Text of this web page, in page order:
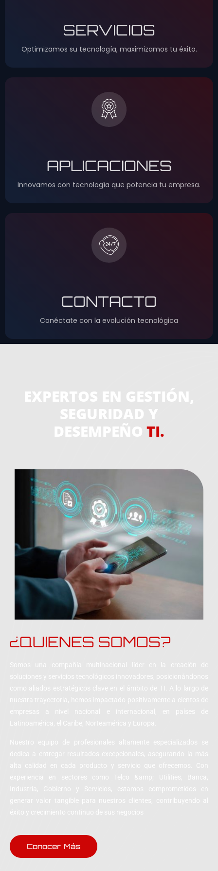
SERVICIOS
Optimizamos su tecnología, maximizamos tu éxito.
APLICACIONES
Innovamos con tecnología que potencia tu empresa.
CONTACTO
Conéctate con la evolución tecnológica
EXPERTOS EN GESTIÓN,
SEGURIDAD Y
DESEMPEÑO TI.
¿QUIENES SOMOS?
Somos una compañía multinacional líder en la creación de
soluciones y servicios tecnológicos innovadores, posicionándonos
como aliados estratégicos clave en el ámbito de TI. A lo largo de
nuestra trayectoria, hemos impactado positivamente a cientos de
empresas a nivel nacional e internacional, en países de
Latinoamérica, el Caribe, Norteamérica y Europa.
Nuestro equipo de profesionales altamente especializados se
dedica a entregar resultados excepcionales, asegurando la más
alta calidad en cada producto y servicio que ofrecemos. Con
experiencia en sectores como Telco &amp; Utilities, Banca,
Industria, Gobierno y Servicios, estamos comprometidos en
generar valor tangible para nuestros clientes, contribuyendo al
éxito y crecimiento continuo de sus negocios
Conocer Más